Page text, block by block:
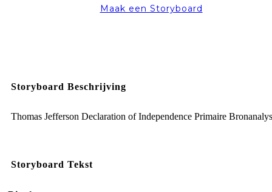
Maak een Storyboard
Storyboard Beschrijving
Thomas Jefferson Declaration of Independence Primaire
Storyboard Tekst